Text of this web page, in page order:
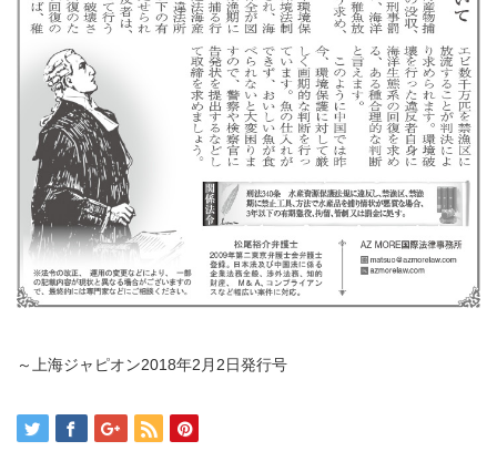
～上海ジャピオン2018年2月2日発行号